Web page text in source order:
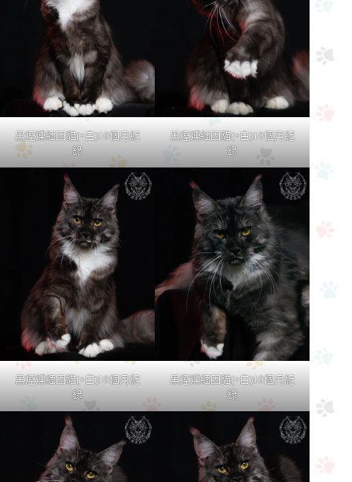
黑煙燻緬因貓(+白)10個月紀
錄
黑煙燻緬因貓(+白)10個月紀
錄
黑煙燻緬因貓(+白)10個月紀
錄
黑煙燻緬因貓(+白)10個月紀
錄